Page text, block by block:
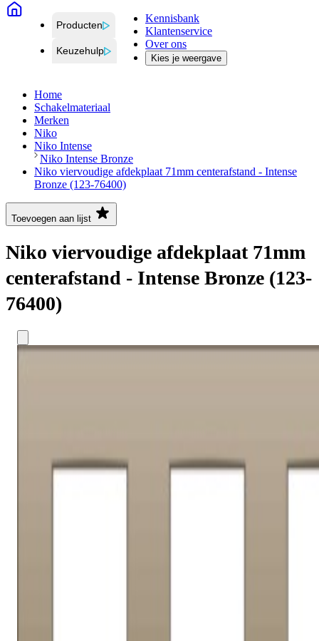
Producten
Keuzehulp
Kennisbank
Klantenservice
Over ons
Kies je weergave
Home
Schakelmateriaal
Merken
Niko
Niko Intense
Niko Intense Bronze
Niko viervoudige afdekplaat 71mm centerafstand - Intense
Bronze (123-76400)
Toevoegen aan lijst
Niko viervoudige afdekplaat 71mm
centerafstand - Intense Bronze (123-
76400)